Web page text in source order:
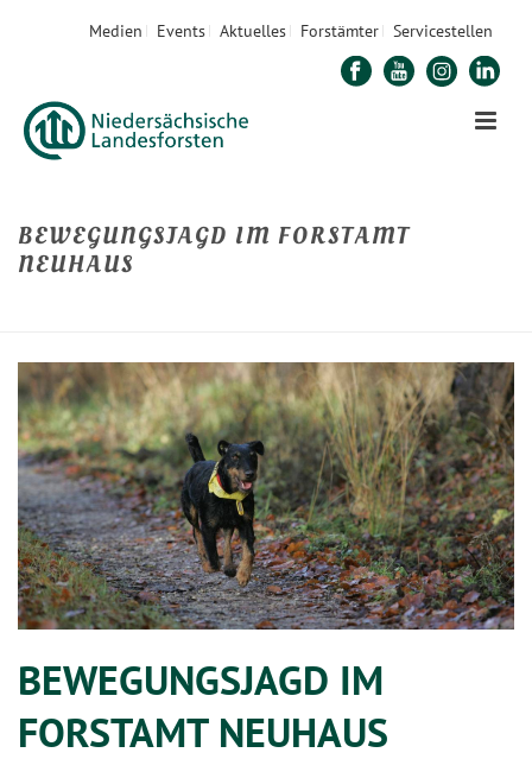
Medien Events Aktuelles Forstämter Servicestellen
BEWEGUNGSJAGD IM FORSTAMT
NEUHAUS
BEWEGUNGSJAGD IM
FORSTAMT NEUHAUS